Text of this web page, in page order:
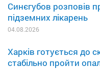
Синєгубов розповів
підземних лікарень
04.08.2026
Харків готується до
стабільно пройти